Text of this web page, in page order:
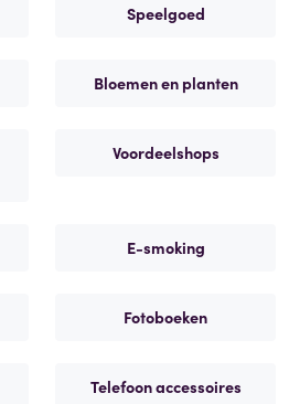
Speelgoed
Bloemen en planten
Voordeelshops
E-smoking
Fotoboeken
Telefoon accessoires